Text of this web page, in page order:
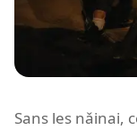
Sans les nǎinai,